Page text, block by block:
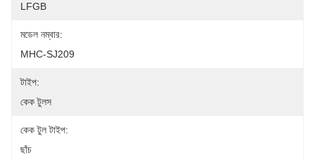
LFGB
মডেল নম্বার:
MHC-SJ209
টাইপ:
কেক টুলস
কেক টুল টাইপ:
ছাঁচ